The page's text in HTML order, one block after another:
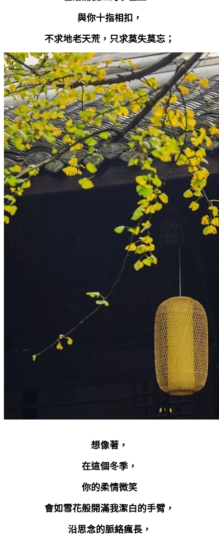
與你十指相扣，
不求地老天荒，只求莫失莫忘；
想像著，
在這個冬季，
你的柔情微笑
會如雪花般開滿我潔白的手臂，
沿思念的脈絡瘋長，